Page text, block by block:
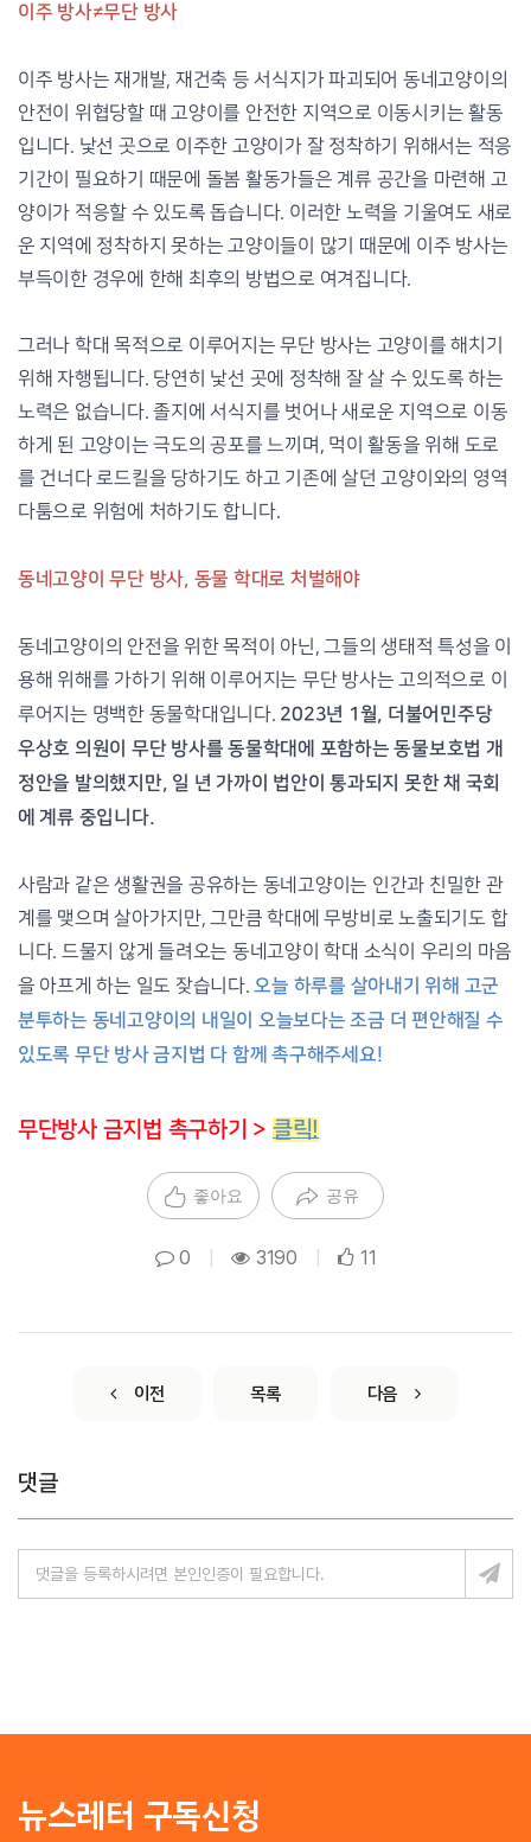
이주 방사≠무단 방사
이주 방사는 재개발, 재건축 등 서식지가 파괴되어 동네고양이의
안전이 위협당할 때 고양이를 안전한 지역으로 이동시키는 활동
입니다. 낯선 곳으로 이주한 고양이가 잘 정착하기 위해서는 적응
기간이 필요하기 때문에 돌봄 활동가들은 계류 공간을 마련해 고
양이가 적응할 수 있도록 돕습니다. 이러한 노력을 기울여도 새로
운 지역에 정착하지 못하는 고양이들이 많기 때문에 이주 방사는
부득이한 경우에 한해 최후의 방법으로 여겨집니다.
그러나 학대 목적으로 이루어지는 무단 방사는 고양이를 해치기
위해 자행됩니다. 당연히 낯선 곳에 정착해 잘 살 수 있도록 하는
노력은 없습니다. 졸지에 서식지를 벗어나 새로운 지역으로 이동
하게 된 고양이는 극도의 공포를 느끼며, 먹이 활동을 위해 도로
를 건너다 로드킬을 당하기도 하고 기존에 살던 고양이와의 영역
다툼으로 위험에 처하기도 합니다.
동네고양이 무단 방사, 동물 학대로 처벌해야
동네고양이의 안전을 위한 목적이 아닌, 그들의 생태적 특성을 이
용해 위해를 가하기 위해 이루어지는 무단 방사는 고의적으로 이
루어지는 명백한 동물학대입니다. 2023년 1월, 더불어민주당
우상호 의원이 무단 방사를 동물학대에 포함하는 동물보호법 개
정안을 발의했지만, 일 년 가까이 법안이 통과되지 못한 채 국회
에 계류 중입니다.
사람과 같은 생활권을 공유하는 동네고양이는 인간과 친밀한 관
계를 맺으며 살아가지만, 그만큼 학대에 무방비로 노출되기도 합
니다. 드물지 않게 들려오는 동네고양이 학대 소식이 우리의 마음
을 아프게 하는 일도 잦습니다.오늘 하루를 살아내기 위해 고군
분투하는 동네고양이의 내일이 오늘보다는 조금 더 편안해질 수
있도록 무단 방사 금지법 다 함께 촉구해주세요!
무단방사 금지법 촉구하기 > 클릭!
좋아요 공유
0 3190 11
이전 목록 다음
댓글
뉴스레터 구독신청